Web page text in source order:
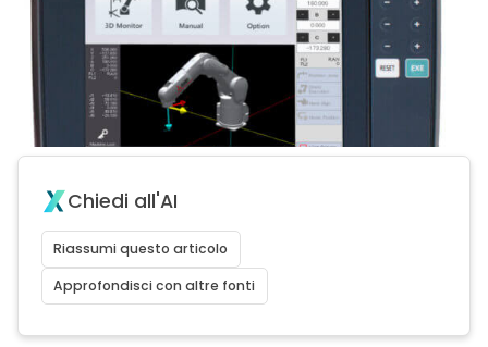
Chiedi all'AI
Riassumi questo articolo
Approfondisci con altre fonti